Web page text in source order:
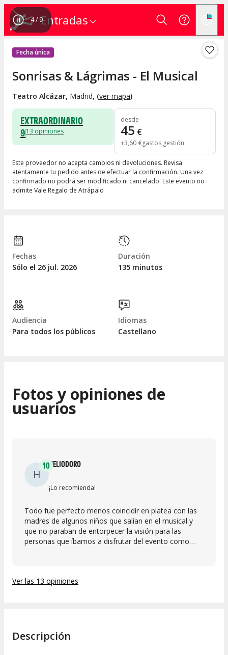
Entradas
4/ 9
Fecha única
Sonrisas & Lágrimas - El Musical
Teatro Alcázar, Madrid, (ver mapa)
EXTRAORDINARIO
913 opiniones
desde
45 €
+3,60 €gastos gestión
Este proveedor no acepta cambios ni devoluciones. Revisa
atentamente tu pedido antes de efectuar la confirmación. Una vez
confirmado no podrá ser modificado ni cancelado. Este evento no
admite Vale Regalo de Atrápalo
Fechas
Sólo el 26 jul. 2026
Duración
135 minutos
Audiencia
Para todos los públicos
Idiomas
Castellano
Fotos y opiniones de
usuarios
H
10HELIODORO
¡Lo recomienda!
Todo fue perfecto menos coincidir en platea con las
madres de algunos niños que salían en el musical y
que no paraban de entorpecer la visión para las
personas que íbamos a disfrutar del evento como
Ver las 13 opiniones
Descripción